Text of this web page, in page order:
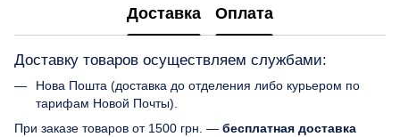
Доставка Оплата
Доставку товаров осуществляем службами:
Нова Пошта (доставка до отделения либо курьером по
тарифам Новой Почты).
При заказе товаров от 1500 грн. — бесплатная доставка